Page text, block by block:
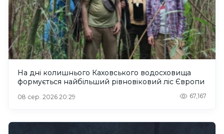
На дні колишнього Каховського водосховища
формується найбільший рівновіковий ліс Європи
08 сер. 2026 20:29 67,167